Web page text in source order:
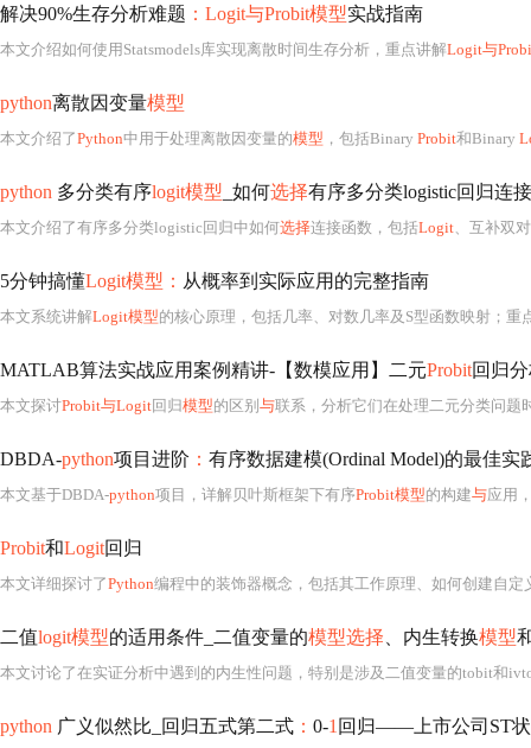
解决90%生存分析难题 ：Logit与Probit模型实战指南
本文介绍如何使用Statsmodels库实现离散时间生存分析，重点讲解Logit与
python离散因变量模型
本文介绍了Python中用于处理离散因变量的模型 ，包括Binary Probit和Binary
python 多分类有序logit模型 _如何选择有序多分类logistic回归连
本文介绍了有序多分类logistic回归中如何选择连接函数，包括Logit、互补双
5分钟搞懂Logit模型： 从概率到实际应用的完整指南
本文系统讲解Logit模型的核心原理，包括几率、对数几率及S型函数映射；重点阐述
MATLAB算法实战应用案例精讲-【数模应用】二元Probit回归
本文探讨Probit与Logit回归模型的区别 与联系，分析它们在处理二元分类问题
DBDA-python项目进阶 ： 有序数据建模(Ordinal Model)的最佳实
本文基于DBDA-python项目，详解贝叶斯框架下有序Probit模型的构建与应用
Probit和Logit回归
本文详细探讨了Python编程中的装饰器概念，包括其工作原理、如何创建自定义装饰器以及在实际项目中的应用案例。通过阅
二值logit模型的适用条件_二值变量的模型选择 、内生转换模型
本文讨论了在实证分析中遇到的内生性问题，特别是涉及二值变量的tobit和
python 广义似然比_回归五式第二式 ： 0-1 回归——上市公司ST状态